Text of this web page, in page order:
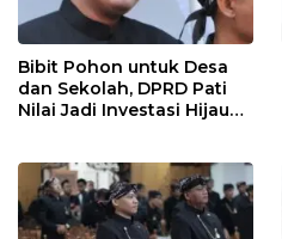
Bibit Pohon untuk Desa
dan Sekolah, DPRD Pati
Nilai Jadi Investasi Hijau